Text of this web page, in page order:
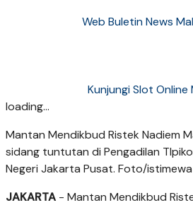
Web Buletin News
Kunjungi Slot Online
loading...
Mantan Mendikbud Ristek Nadiem
sidang tuntutan di Pengadilan
Negeri Jakarta Pusat. Foto/istimewa
JAKARTA - Mantan Mendikbud